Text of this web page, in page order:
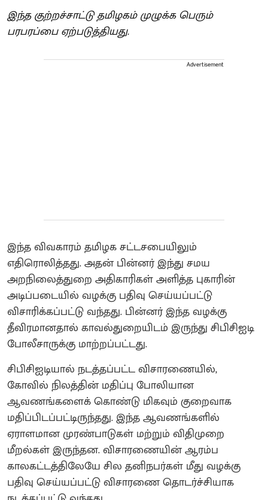
இந்த குற்றச்சாட்டு தமிழகம் முழுக்க பெரும்
பரபரப்பை ஏற்படுத்தியது.
Advertisement
இந்த விவகாரம் தமிழக சட்டசபையிலும்
எதிரொலித்தது. அதன் பின்னர் இந்து சமய
அறநிலைத்துறை அதிகாரிகள் அளித்த புகாரின்
அடிப்படையில் வழக்கு பதிவு செய்யப்பட்டு
விசாரிக்கப்பட்டு வந்தது. பின்னர் இந்த வழக்கு
தீவிரமானதால் காவல்துறையிடம் இருந்து சிபிசிஐடி
போலீசாருக்கு மாற்றப்பட்டது.
சிபிசிஐடியால் நடத்தப்பட்ட விசாரணையில்,
கோவில் நிலத்தின் மதிப்பு போலியான
ஆவணங்களைக் கொண்டு மிகவும் குறைவாக
மதிப்பிடப்பட்டிருந்தது. இந்த ஆவணங்களில்
ஏராளமான முரண்பாடுகள் மற்றும் விதிமுறை
மீறல்கள் இருந்தன. விசாரணையின் ஆரம்ப
காலகட்டத்திலேயே சில தனிநபர்கள் மீது வழக்கு
பதிவு செய்யப்பட்டு விசாரணை தொடர்ச்சியாக